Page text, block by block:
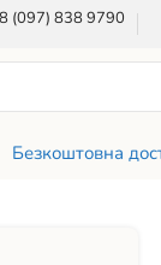
(097) 838 9790
Безкоштовна